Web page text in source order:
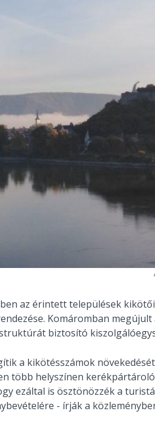
az érintett települések
Komáromban
biztosító
a kikötésszámok
több helyszínen
ezáltal is ösztönözzék a
- írják a